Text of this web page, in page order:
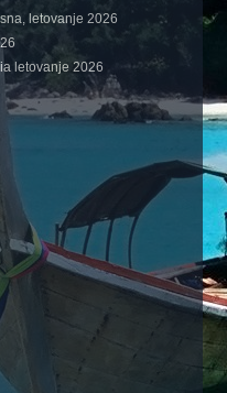
letovanje 2026
letovanje 2026